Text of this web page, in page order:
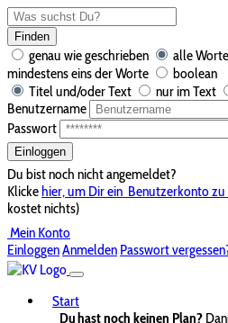
Finden
genau wie geschrieben
alle
mindestens eins der Worte
boolean
Titel und/oder Text
nur im Text
Benutzername
Passwort
Einloggen
Du bist noch nicht angemeldet?
Klickehier, um Dir ein Benutzerkonto
kostet nichts)
Mein Konto
EinloggenAnmelden Passwort
Start
Du hast noch keinen Plan?